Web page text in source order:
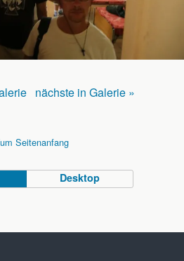
nächste in Galerie »
Seitenanfang
Desktop